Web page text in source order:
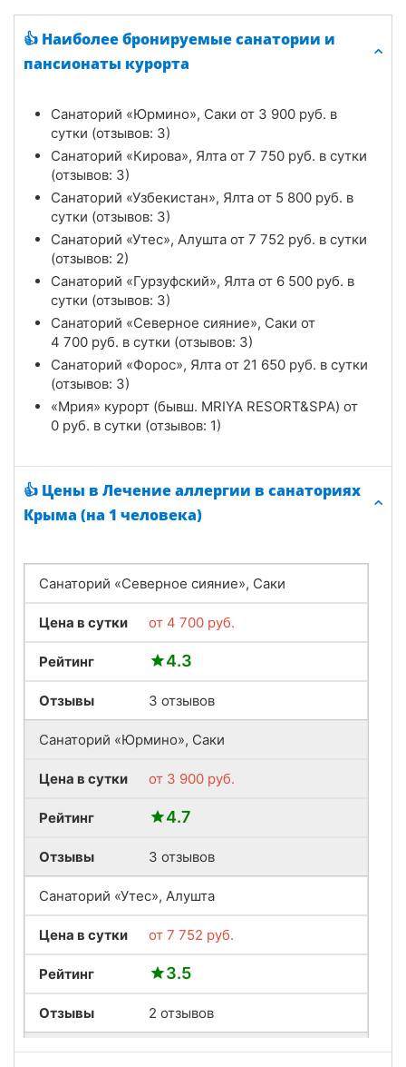
👍 Наиболее бронируемые санатории и
пансионаты курорта
Санаторий «Юрмино», Саки от 3 900 руб. в
сутки (отзывов: 3)
Санаторий «Кирова», Ялта от 7 750 руб. в сутки
(отзывов: 3)
Санаторий «Узбекистан», Ялта от 5 800 руб. в
сутки (отзывов: 3)
Санаторий «Утес», Алушта от 7 752 руб. в сутки
(отзывов: 2)
Санаторий «Гурзуфский», Ялта от 6 500 руб. в
сутки (отзывов: 3)
Санаторий «Северное сияние», Саки от
4 700 руб. в сутки (отзывов: 3)
Санаторий «Форос», Ялта от 21 650 руб. в сутки
(отзывов: 3)
«Мрия» курорт (бывш. MRIYA RESORT&SPA) от
0 руб. в сутки (отзывов: 1)
👍 Цены в Лечение аллергии в санаториях
Крыма (на 1 человека)
Санаторий «Северное сияние», Саки
Цена в сутки от 4 700 руб.
Рейтинг 4.3
Отзывы 3 отзывов
Санаторий «Юрмино», Саки
Цена в сутки от 3 900 руб.
Рейтинг 4.7
Отзывы 3 отзывов
Санаторий «Утес», Алушта
Цена в сутки от7 752 руб.
Рейтинг 3.5
Отзывы 2 отзывов
Санаторий «Гурзуфский», Ялта